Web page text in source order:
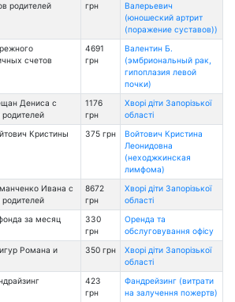
родителей
грн
Валерьевич
(юношеский артрит
(поражение суставов))
счетов
4691
грн
Валентин Б.
(эмбриональный рак,
гипоплазия левой
почки)
Дениса с
1176
грн
Хворі діти Запорізької
області
Кристины 375 грн
Войтович Кристина
Леонидовна
(неходжкинская
лимфома)
Ивана с
8672
грн
Хворі діти Запорізької
області
за месяц
330
грн
Оренда та
обслуговування офісу
Романа и
350 грн
Хворі діти Запорізької
області
423
грн
Фандрейзинг (витрати
на залучення пожертв)